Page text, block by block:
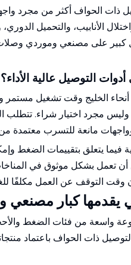
ذات الحواف أكثر من مجرد
الأنابيب، والتحميل
على مصنعي وموردي وصلات
التوصيل عالية الأداء؟
الخليج وقت تشغيل
مجرد اختيار شراء. تتطلب
مانعة للتسرب معتمدة
يتعلق بتقييمات الضغط
تعمل بشكل موثوق في
وقت التوقف عن العمل مكلفًا
يقدمها كبار
واسعة من فئات الضغط
ذات الحواف باعتماد